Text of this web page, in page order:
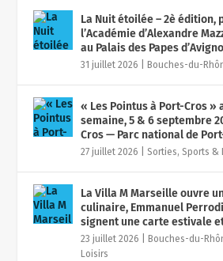
La Nuit étoilée – 2è édition,
l’Académie d’Alexandre
au Palais des Papes
31 juillet 2026 Bouches-du-
« Les Pointus à Port-Cros »
semaine, 5 & 6 septembre
Cros — Parc national de
27 juillet 2026 |Sorties, Sports &
La Villa M Marseille ouvre
culinaire, Emmanuel
signent une carte estivale
23 juillet 2026 Bouches-du-
Loisirs